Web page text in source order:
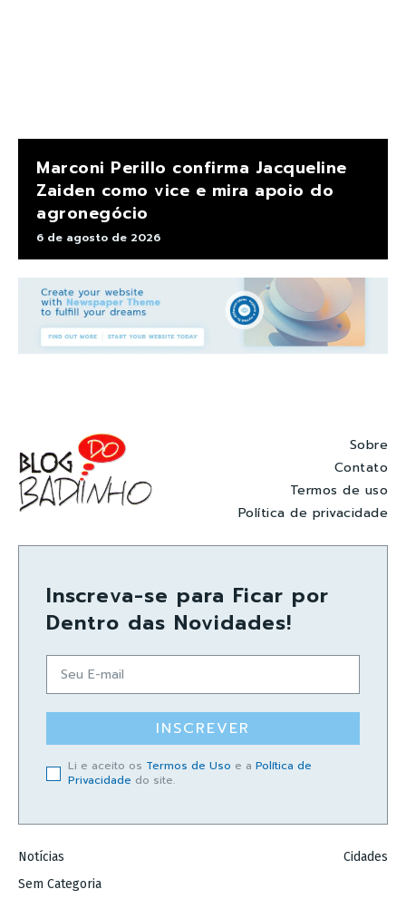
Marconi Perillo confirma Jacqueline
Zaiden como vice e mira apoio do
agronegócio
6 de agosto de 2026
Sobre
Contato
Termos de uso
Política de privacidade
Inscreva-se para Ficar por
Dentro das Novidades!
INSCREVER
Li e aceito os Termos de Uso e a Política de
Privacidade do site.
Notícias
Sem Categoria
Cidades